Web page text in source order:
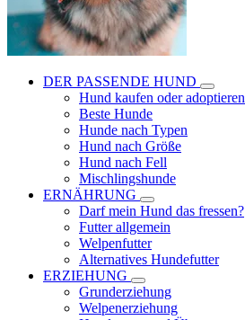
DER PASSENDE HUND
Hund kaufen oder adoptieren
Beste Hunde
Hunde nach Typen
Hund nach Größe
Hund nach Fell
Mischlingshunde
ERNÄHRUNG
Darf mein Hund das fressen?
Futter allgemein
Welpenfutter
Alternatives Hundefutter
ERZIEHUNG
Grunderziehung
Welpenerziehung